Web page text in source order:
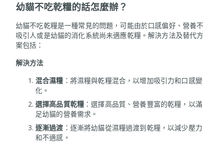
幼貓不吃乾糧的話怎麼辦？
幼貓不吃乾糧是一種常見的問題，可能由於口感偏好、營養不
吸引人或是幼貓的消化系統尚未適應乾糧。解決方法及替代方
案包括：
解決方法
混合濕糧 ：將濕糧與乾糧混合，以增加吸引力和口感變
化。
選擇高品質乾糧 ：選擇高品質、營養豐富的乾糧，以滿
足幼貓的營養需求。
逐漸過渡 ：逐漸將幼貓從濕糧過渡到乾糧，以減少壓力
和不適感。